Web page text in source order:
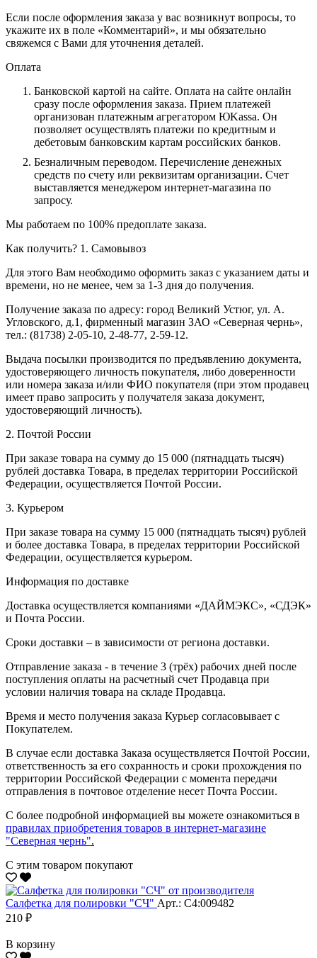
Если после оформления заказа у вас возникнут вопросы, то
укажите их в поле «Комментарий», и мы обязательно
свяжемся с Вами для уточнения деталей.
Оплата
Банковской картой на сайте. Оплата на сайте онлайн
сразу после оформления заказа. Прием платежей
организован платежным агрегатором ЮKassa. Он
позволяет осуществлять платежи по кредитным и
дебетовым банковским картам российских банков.
Безналичным переводом. Перечисление денежных
средств по счету или реквизитам организации. Счет
выставляется менеджером интернет-магазина по
запросу.
Мы работаем по 100% предоплате заказа.
Как получить? 1. Самовывоз
Для этого Вам необходимо оформить заказ с указанием даты и
времени, но не менее, чем за 1-3 дня до получения.
Получение заказа по адресу: город Великий Устюг, ул. А.
Угловского, д.1, фирменный магазин ЗАО «Северная чернь»,
тел.: (81738) 2-05-10, 2-48-77, 2-59-12.
Выдача посылки производится по предъявлению документа,
удостоверяющего личность покупателя, либо доверенности
или номера заказа и/или ФИО покупателя (при этом продавец
имеет право запросить у получателя заказа документ,
удостоверяющий личность).
2. Почтой России
При заказе товара на сумму до 15 000 (пятнадцать тысяч)
рублей доставка Товара, в пределах территории Российской
Федерации, осуществляется Почтой России.
3. Курьером
При заказе товара на сумму 15 000 (пятнадцать тысяч) рублей
и более доставка Товара, в пределах территории Российской
Федерации, осуществляется курьером.
Информация по доставке
Доставка осуществляется компаниями «ДАЙМЭКС», «СДЭК»
и Почта России.
Сроки доставки – в зависимости от региона доставки.
Отправление заказа - в течение 3 (трёх) рабочих дней после
поступления оплаты на расчетный счет Продавца при
условии наличия товара на складе Продавца.
Время и место получения заказа Курьер согласовывает с
Покупателем.
В случае если доставка Заказа осуществляется Почтой России,
ответственность за его сохранность и сроки прохождения по
территории Российской Федерации с момента передачи
отправления в почтовое отделение несет Почта России.
С более подробной информацией вы можете ознакомиться в
правилах приобретения товаров в интернет-магазине
"Северная чернь".
С этим товаром покупают
Салфетка для полировки "CЧ" Арт.: С4:009482
210 ₽
В корзину